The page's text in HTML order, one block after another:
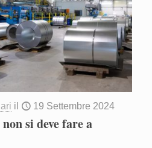
il 19 Settembre 2024
si deve fare a